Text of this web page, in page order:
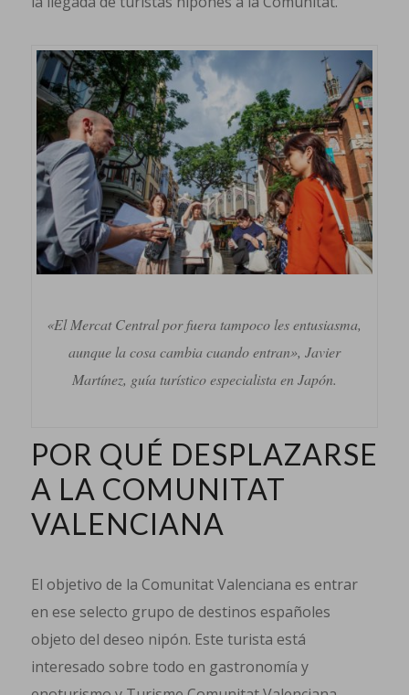
«El Mercat Central por fuera tampoco les entusiasma,
aunque la cosa cambia cuando entran», Javier
Martínez, guía turístico especialista en Japón.
POR QUÉ DESPLAZARSE
A LA COMUNITAT
VALENCIANA
El objetivo de la Comunitat Valenciana es entrar
en ese selecto grupo de destinos españoles
objeto del deseo nipón. Este turista está
interesado sobre todo en gastronomía y